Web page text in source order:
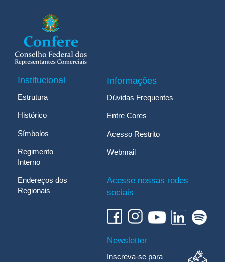
Institucional
Estrutura
Histórico
Símbolos
Regimento
Interno
Endereços dos
Regionais
Informações
Dúvidas Frequentes
Entre Cores
Acesso Restrito
Webmail
Acesse nossas redes
sociais
Newsletter
Inscreva-se para